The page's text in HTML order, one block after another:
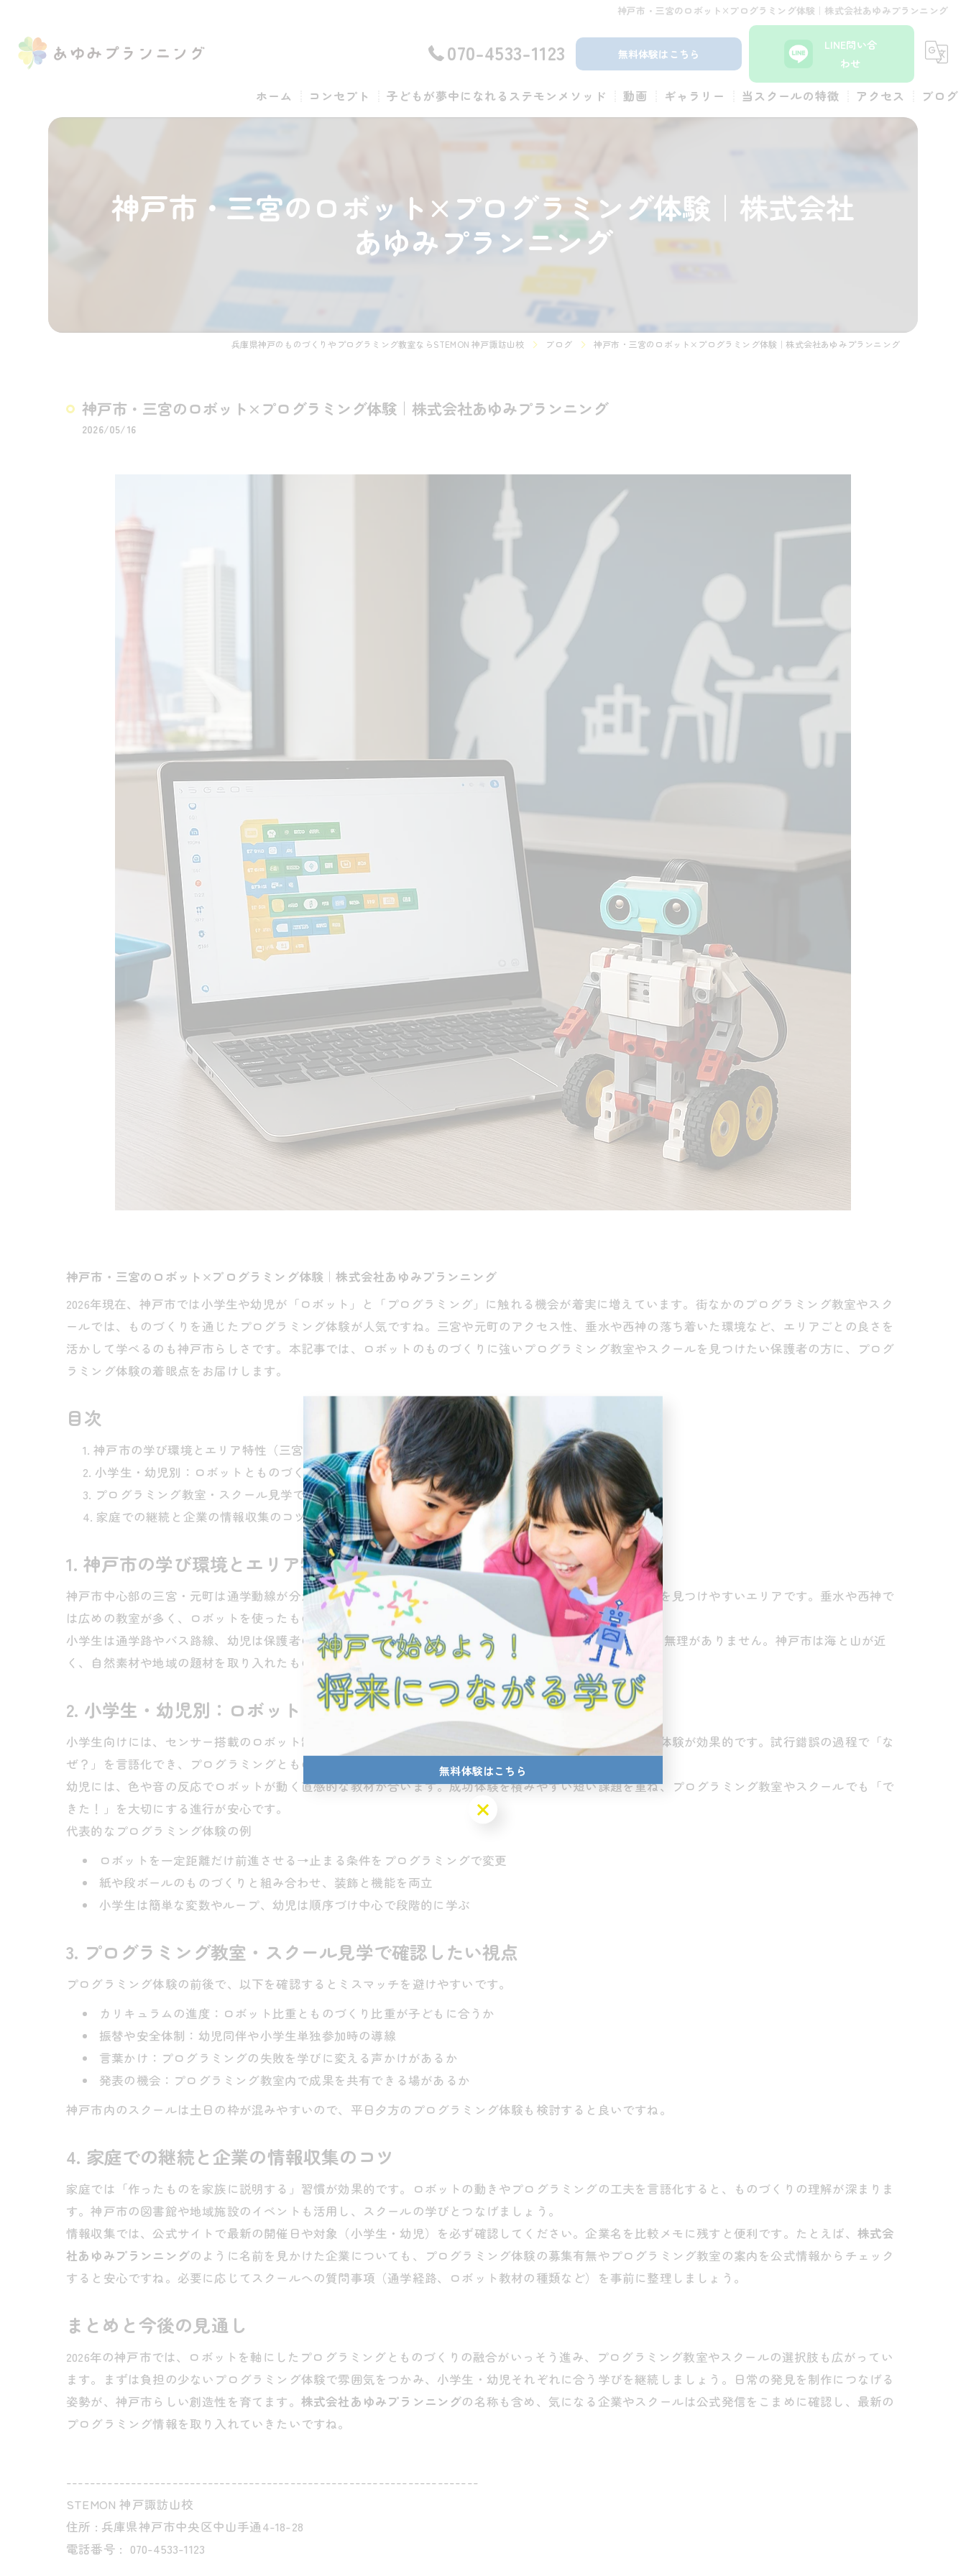
神戸市・三宮のロボット×プログラミング体験｜株式会社あゆみプランニング
070-4533-1123 無料体験はこちら
LINE問い合
わせ
ホーム コンセプト 子どもが夢中になれるステモンメソッド 動画 ギャラリー 当スクールの特徴
幼児
アクセス ブログ
神戸市・三宮のロボット×プログラミング体験｜株式会社
あゆみプランニング
兵庫県神戸のものづくりやプログラミング教室ならSTEMON 神戸諏訪山校 ブログ 神戸市・三宮のロボット×プログラミング体験｜株式会社あゆみプランニング
神戸市・三宮のロボット×プログラミング体験｜株式会社あゆみプランニング
2026/05/16
神戸市・三宮のロボット×プログラミング体験｜株式会社あゆみプランニング
2026年現在、神戸市では小学生や幼児が「ロボット」と「プログラミング」に触れる機会が着実に増えています。街なかのプログラミング教室やスク
ールでは、ものづくりを通じたプログラミング体験が人気ですね。三宮や元町のアクセス性、垂水や西神の落ち着いた環境など、エリアごとの良さを
活かして学べるのも神戸市らしさです。本記事では、ロボットのものづくりに強いプログラミング教室やスクールを見つけたい保護者の方に、プログ
ラミング体験の着眼点をお届けします。
目次
神戸市の学び環境とエリア特性（三宮・元町・垂水）
小学生・幼児別：ロボットとものづくりのプログラミング体験
プログラミング教室・スクール見学で確認したい視点
家庭での継続と企業の情報収集のコツ
1. 神戸市の学び環境とエリア特性（三宮・元町・垂水）
神戸市中心部の三宮・元町は通学動線が分かりやすく、放課後に寄りやすいプログラミング教室やスクールを見つけやすいエリアです。垂水や西神で
は広めの教室が多く、ロボットを使ったものづくりのレイアウトを取りやすい印象ですね。
小学生は通学路やバス路線、幼児は保護者の送迎負担を考慮して、週1回のプログラミング体験から始めると無理がありません。神戸市は海と山が近
く、自然素材や地域の題材を取り入れたものづくりとも相性が良いのが魅力です。
2. 小学生・幼児別：ロボットとものづくりのプログラミング体験
小学生向けには、センサー搭載のロボット制御や、ブロック型のプログラミングで論理的に動きを設計する体験が効果的です。試行錯誤の過程で「な
ぜ？」を言語化でき、プログラミングとものづくりの両輪で理解が深まります。
幼児には、色や音の反応でロボットが動く直感的な教材が合います。成功体験を積みやすい短い課題を重ね、プログラミング教室やスクールでも「で
きた！」を大切にする進行が安心です。
代表的なプログラミング体験の例
ロボットを一定距離だけ前進させる→止まる条件をプログラミングで変更
紙や段ボールのものづくりと組み合わせ、装飾と機能を両立
小学生は簡単な変数やループ、幼児は順序づけ中心で段階的に学ぶ
3. プログラミング教室・スクール見学で確認したい視点
プログラミング体験の前後で、以下を確認するとミスマッチを避けやすいです。
カリキュラムの進度：ロボット比重とものづくり比重が子どもに合うか
振替や安全体制：幼児同伴や小学生単独参加時の導線
言葉かけ：プログラミングの失敗を学びに変える声かけがあるか
発表の機会：プログラミング教室内で成果を共有できる場があるか
神戸市内のスクールは土日の枠が混みやすいので、平日夕方のプログラミング体験も検討すると良いですね。
4. 家庭での継続と企業の情報収集のコツ
家庭では「作ったものを家族に説明する」習慣が効果的です。ロボットの動きやプログラミングの工夫を言語化すると、ものづくりの理解が深まりま
す。神戸市の図書館や地域施設のイベントも活用し、スクールの学びとつなげましょう。
情報収集では、公式サイトで最新の開催日や対象（小学生・幼児）を必ず確認してください。企業名を比較メモに残すと便利です。たとえば、 株式会
社あゆみプランニングのように名前を見かけた企業についても、プログラミング体験の募集有無やプログラミング教室の案内を公式情報からチェック
すると安心ですね。必要に応じてスクールへの質問事項（通学経路、ロボット教材の種類など）を事前に整理しましょう。
まとめと今後の見通し
2026年の神戸市では、ロボットを軸にしたプログラミングとものづくりの融合がいっそう進み、プログラミング教室やスクールの選択肢も広がってい
ます。まずは負担の少ないプログラミング体験で雰囲気をつかみ、小学生・幼児それぞれに合う学びを継続しましょう。日常の発見を制作につなげる
姿勢が、神戸市らしい創造性を育てます。 株式会社あゆみプランニングの名称も含め、気になる企業やスクールは公式発信をこまめに確認し、最新の
プログラミング情報を取り入れていきたいですね。
----------------------------------------------------------------------
STEMON 神戸諏訪山校
住所 : 兵庫県神戸市中央区中山手通4-18-28
電話番号 : 070-4533-1123
無料体験はこちら
無料体験はこちら